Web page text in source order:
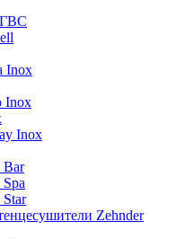
ГВС
Inox
Inox
Inox
Bar
Star
Zehnder